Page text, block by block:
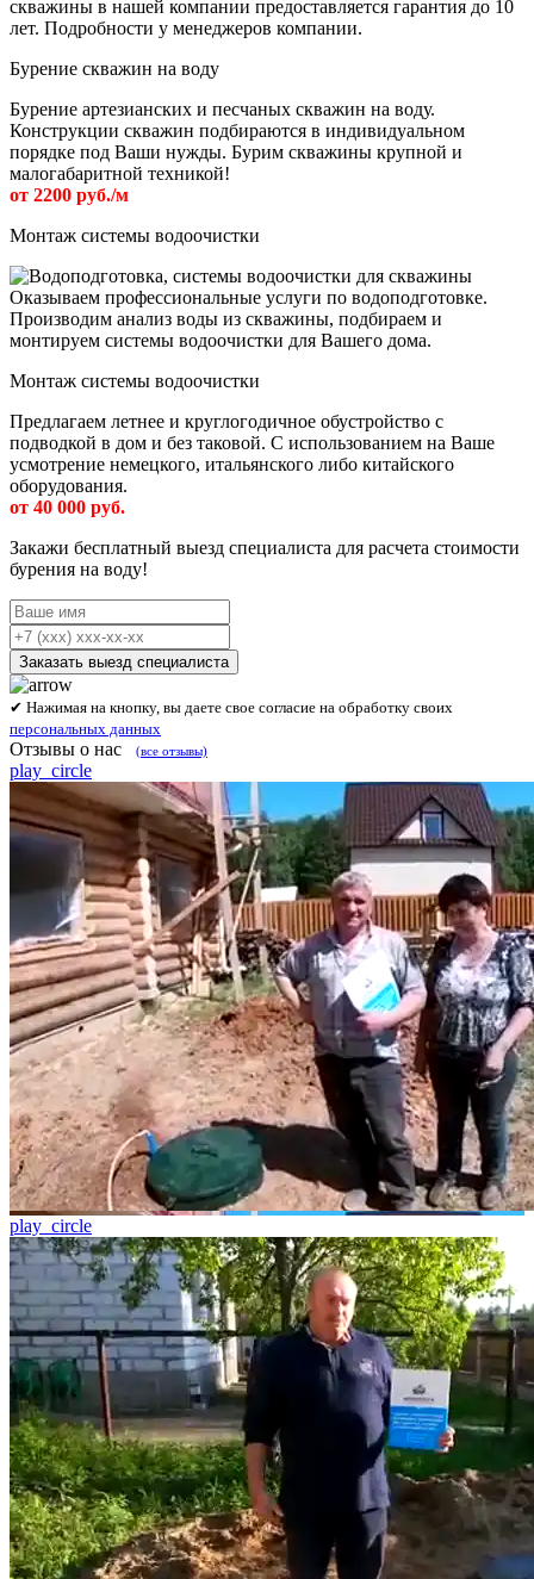
скважины в нашей компании предоставляется гарантия до 10
лет. Подробности у менеджеров компании.
Бурение скважин на воду
Бурение артезианских и песчаных скважин на воду.
Конструкции скважин подбираются в индивидуальном
порядке под Ваши нужды. Бурим скважины крупной и
малогабаритной техникой!
от 2200 руб./м
Монтаж системы водоочистки
Оказываем профессиональные услуги по водоподготовке.
Производим анализ воды из скважины, подбираем и
монтируем системы водоочистки для Вашего дома.
Монтаж системы водоочистки
Предлагаем летнее и круглогодичное обустройство с
подводкой в дом и без таковой. С использованием на Ваше
усмотрение немецкого, итальянского либо китайского
оборудования.
от 40 000 руб.
Закажи бесплатный выезд специалиста для расчета стоимости
бурения на воду!
Заказать выезд специалиста
✔ Нажимая на кнопку, вы даете свое согласие на обработку своих
персональных данных
Отзывы о нас (все отзывы)
play_circle
play_circle